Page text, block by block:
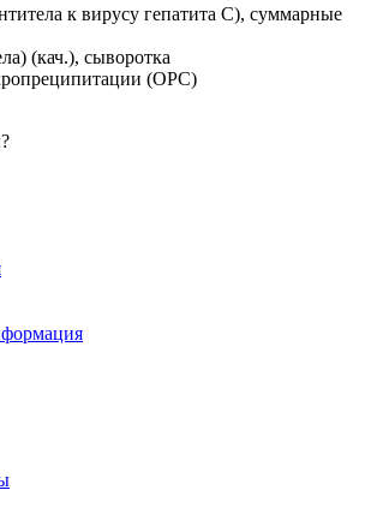
к вирусу гепатита С), суммарные
(кач.), сыворотка
(ОРС)